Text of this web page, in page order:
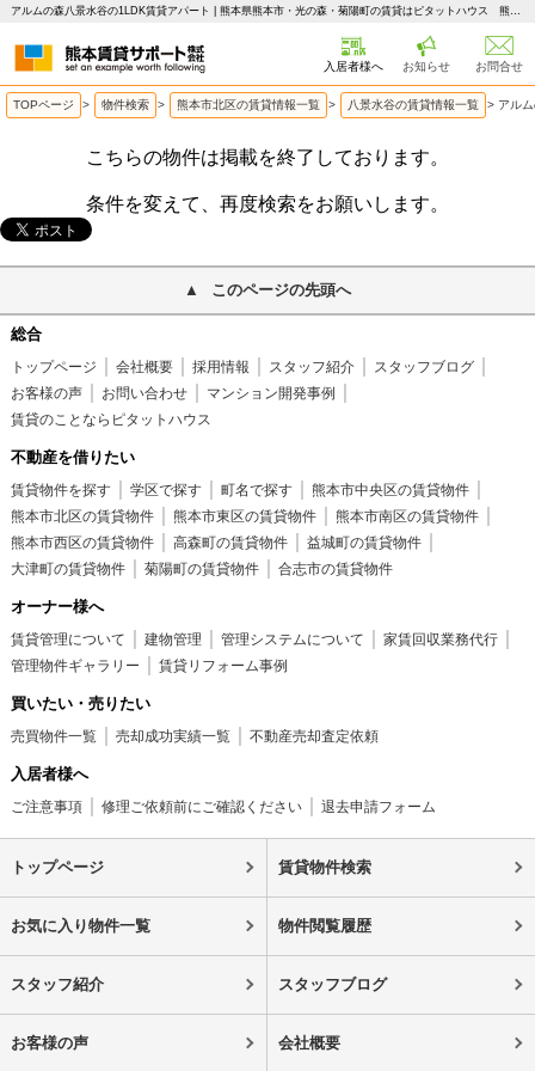
アルムの森八景水谷の1LDK賃貸アパート | 熊本県熊本市・光の森・菊陽町の賃貸はピタットハウス 熊本賃貸サポート
入居者様へ お知らせ お問合せ
TOPページ > 物件検索 > 熊本市北区の賃貸情報一覧 > 八景水谷の賃貸情報一覧 > アル
こちらの物件は掲載を終了しております。
条件を変えて、再度検索をお願いします。
このページの先頭へ
総合
トップページ 会社概要 採用情報 スタッフ紹介
スタッフブログ
お客様の声
お問い合わせ
マンション開発事例
賃貸のことならピタットハウス
不動産を借りたい
賃貸物件を探す 学区で探す 町名で探す
熊本市中央区の賃貸物件
熊本市北区の賃貸物件
熊本市東区の賃貸物件
熊本市南区の賃貸物件
熊本市西区の賃貸物件
高森町の賃貸物件
益城町の賃貸物件
大津町の賃貸物件
菊陽町の賃貸物件 合志市の賃貸物件
オーナー様へ
賃貸管理について 建物管理 管理システムについて
家賃回収業務代行
管理物件ギャラリー
賃貸リフォーム事例
買いたい・売りたい
売買物件一覧 売却成功実績一覧 不動産売却査定依頼
入居者様へ
ご注意事項 修理ご依頼前にご確認ください 退去申請フォーム
トップページ 賃貸物件検索
お気に入り物件一覧 物件閲覧履歴
スタッフ紹介 スタッフブログ
お客様の声 会社概要